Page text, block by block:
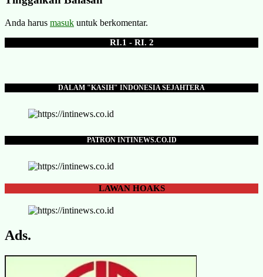
Anda harus masuk untuk berkomentar.
RI.1 - RI. 2
DALAM "KASIH" INDONESIA SEJAHTERA
PATRON INTINEWS.CO.ID
LAWANHOAKS
Ads.